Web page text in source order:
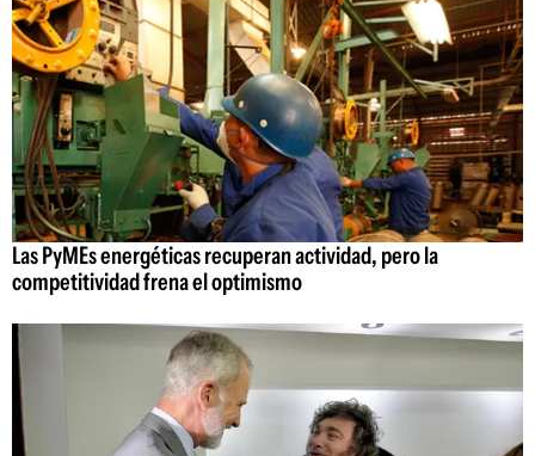
Las PyMEs energéticas recuperan actividad, pero la
competitividad frena el optimismo